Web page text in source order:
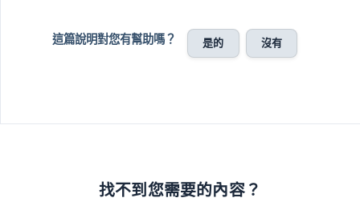
這篇說明對您有幫助嗎？ 是的 沒有
找不到您需要的內容？